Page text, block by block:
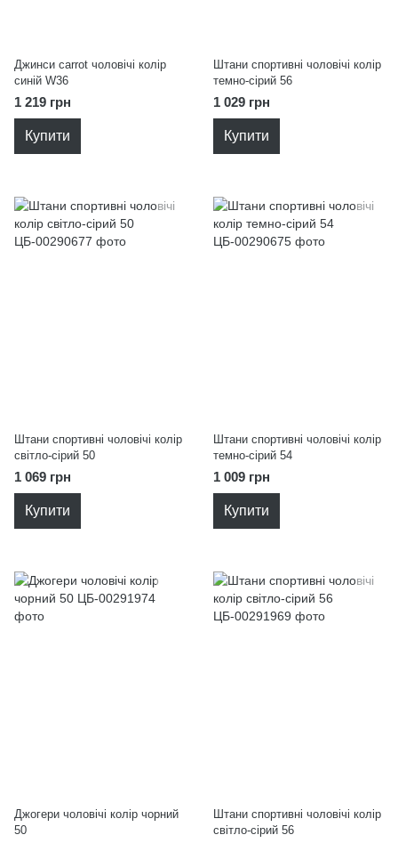
Джинси carrot чоловічі колір
синій W36
1 219 грн
Купити
Штани спортивні чоловічі колір
темно-сірий 56
1 029 грн
Купити
Штани спортивні чоловічі колір
світло-сірий 50
1 069 грн
Купити
Штани спортивні чоловічі колір
темно-сірий 54
1 009 грн
Купити
Джогери чоловічі колір чорний
50
Штани спортивні чоловічі колір
світло-сірий 56